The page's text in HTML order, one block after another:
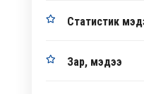
Статистик
Зар, мэдээ